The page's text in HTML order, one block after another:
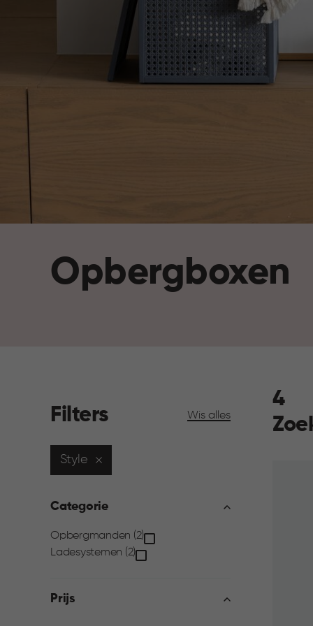
Opbergboxen
Filters Wis alles
Style
Categorie
Categorie
Opbergmanden (2)
Ladesystemen (2)
Prijs
4